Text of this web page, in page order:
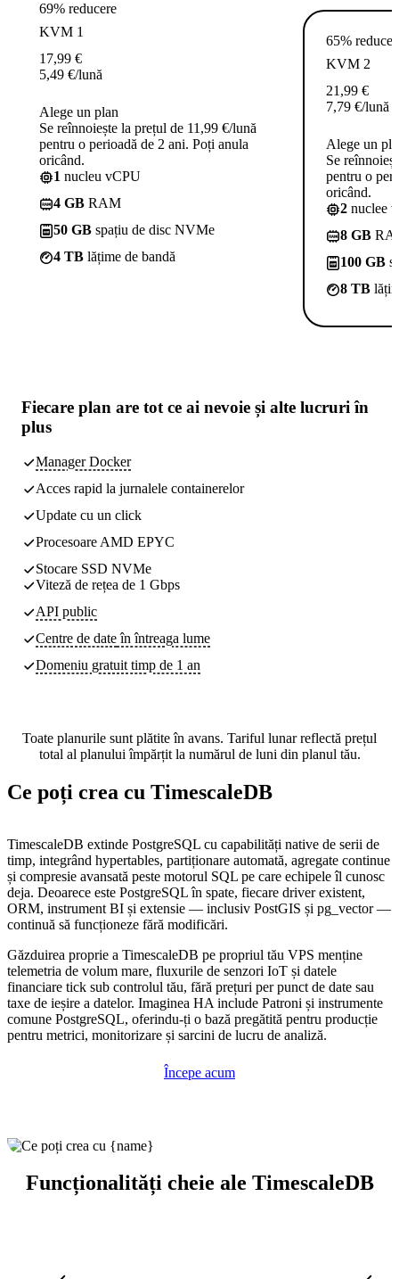
69% reducere
KVM 1
17,99 €
5,49 €/lună
Alege un plan
Se reînnoiește la prețul de 11,99 €/lună
pentru o perioadă de 2 ani. Poți anula
oricând.
1 nucleu vCPU
4 GB RAM
50 GB spațiu de disc NVMe
4 TB lățime de bandă
65%
KVM 2
21,99 €
7,79 €/lună
Alege un
Se
pentru o
oricând.
2 nuclee
8 GB
100 GB
8 TB
Fiecare plan are tot ce ai nevoie și alte lucruri în
plus
Manager Docker
Acces rapid la jurnalele containerelor
Update cu un click
Procesoare AMD EPYC
Stocare SSD NVMe
Viteză de rețea de 1 Gbps
API public
Centre de dateîn întreaga lume
Domeniu gratuit timp de 1 an
Toate planurile sunt plătite în avans. Tariful lunar reflectă prețul
total al planului împărțit la numărul de luni din planul tău.
Ce poți crea cu TimescaleDB
TimescaleDB extinde PostgreSQL cu capabilități native de serii de
timp, integrând hypertables, partiționare automată, agregate continue
și compresie avansată peste motorul SQL pe care echipele îl cunosc
deja. Deoarece este PostgreSQL în spate, fiecare driver existent,
ORM, instrument BI și extensie — inclusiv PostGIS și pg_vector —
continuă să funcționeze fără modificări.
Găzduirea proprie a TimescaleDB pe propriul tău VPS menține
telemetria de volum mare, fluxurile de senzori IoT și datele
financiare tick sub controlul tău, fără prețuri per punct de date sau
taxe de ieșire a datelor. Imaginea HA include Patroni și instrumente
comune PostgreSQL, oferindu-ți o bază pregătită pentru producție
pentru metrici, monitorizare și sarcini de lucru de analiză.
Începe acum
Funcționalități cheie ale TimescaleDB